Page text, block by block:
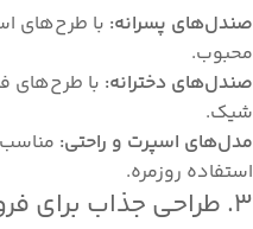
صندل‌های پسرانه: با طرح‌های
محبوب.
صندل‌های دخترانه: با طرح‌های
شیک.
مدل‌های اسپرت و راحتی:
استفاده روزمره.
۳. طراحی جذاب برای فروش سریع و آسان